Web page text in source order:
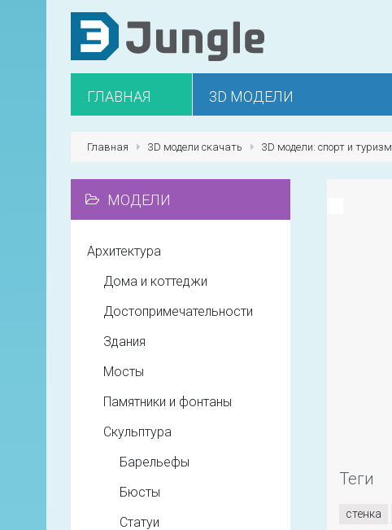
ГЛАВНАЯ 3D МОДЕЛИ
Главная 3D модели скачать 3D модели: спорт и туризм
Теги
стенка
МОДЕЛИ
Архитектура
Дома и коттеджи
Достопримечательности
Здания
Мосты
Памятники и фонтаны
Скульптура
Барельефы
Бюсты
Статуи